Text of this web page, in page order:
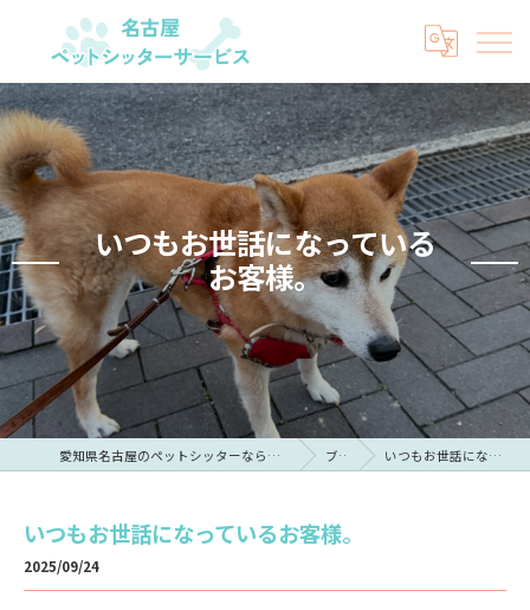
いつもお世話になっている
お客様。
愛知県名古屋のペットシッターなら名古屋ペットシッターサービス ブログ いつもお世話になっているお客様。
いつもお世話になっているお客様。
2025/09/24